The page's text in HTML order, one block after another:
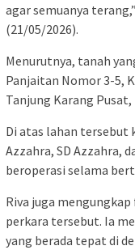
agar semuanya
(21/05/2026).
Menurutnya, tanah
Panjaitan Nomor 3-5,
Tanjung Karang
Di atas lahan tersebut
Azzahra, SD Azzahra,
beroperasi selama
Riva juga
perkara tersebut. Ia
yang berada tepat di